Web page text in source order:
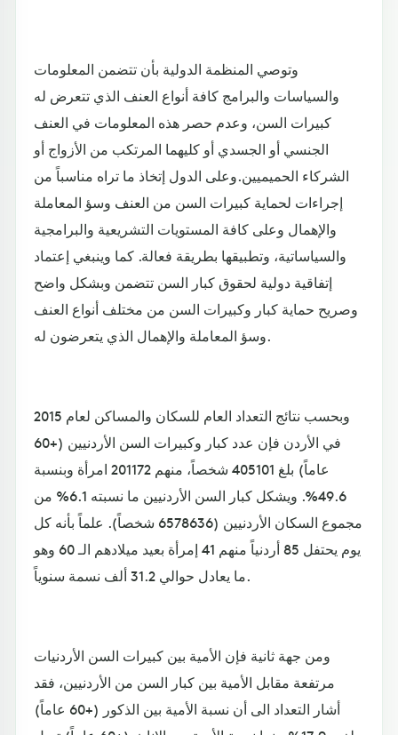
وتوصي المنظمة الدولية بأن تتضمن المعلومات
والسياسات والبرامج كافة أنواع العنف الذي تتعرض له
كبيرات السن، وعدم حصر هذه المعلومات في العنف
الجنسي أو الجسدي أو كليهما المرتكب من الأزواج أو
الشركاء الحميميين.وعلى الدول إتخاذ ما تراه مناسباً من
إجراءات لحماية كبيرات السن من العنف وسؤ المعاملة
والإهمال وعلى كافة المستويات التشريعية والبرامجية
والسياساتية، وتطبيقها بطريقة فعالة. كما وينبغي إعتماد
إتفاقية دولية لحقوق كبار السن تتضمن وبشكل واضح
وصريح حماية كبار وكبيرات السن من مختلف أنواع العنف
وسؤ المعاملة والإهمال الذي يتعرضون له.
وبحسب نتائج التعداد العام للسكان والمساكن لعام 2015
في الأردن فإن عدد كبار وكبيرات السن الأردنيين (+60
عاماً) بلغ 405101 شخصاً، منهم 201172 امرأة وبنسبة
49.6%. ويشكل كبار السن الأردنيين ما نسبته 6.1% من
مجموع السكان الأردنيين (6578636 شخصاً). علماً بأنه كل
يوم يحتفل 85 أردنياً منهم 41 إمرأة بعيد ميلادهم الـ 60 وهو
ما يعادل حوالي 31.2 ألف نسمة سنوياً.
ومن جهة ثانية فإن الأمية بين كبيرات السن الأردنيات
مرتفعة مقابل الأمية بين كبار السن من الأردنيين، فقد
أشار التعداد الى أن نسبة الأمية بين الذكور (+60 عاماً)